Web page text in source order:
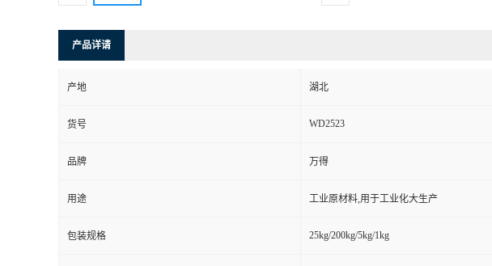
产品详请
产地 湖北
货号 WD2523
品牌 万得
用途 工业原材料,用于工业化大生产
包装规格 25kg/200kg/5kg/1kg